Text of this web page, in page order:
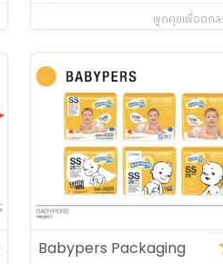
พูดคุยเพื่อตกล
Babypers Packaging